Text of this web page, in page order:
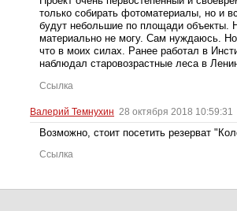
только собирать фотоматериалы, но и
будут небольшие по площади объекты.
материально не могу. Сам нуждаюсь.
что в моих силах. Ранее работал в
наблюдал старовозрастные леса в
Ссылка
Валерий Темнухин 28 октября 2018 10:59:31
Возможно, стоит посетить резерват
Ссылка